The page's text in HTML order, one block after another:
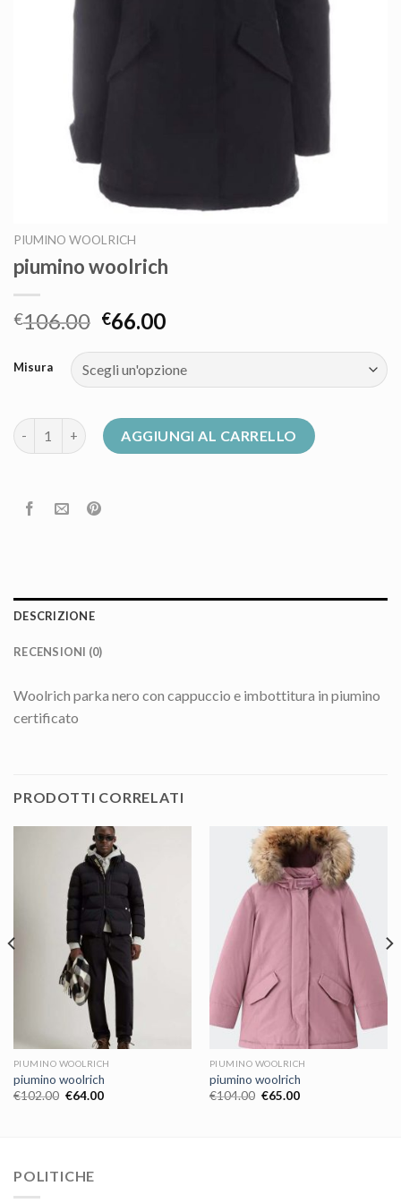
PIUMINO WOOLRICH
piumino woolrich
€106.00 €66.00
Misura
piumino woolrich quantitàAGGIUNGI AL CARRELLO
DESCRIZIONE
RECENSIONI (0)
Woolrich parka nero con cappuccio e imbottitura in piumino
certificato
PRODOTTI CORRELATI
PIUMINO WOOLRICH
piumino woolrich
€102.00 €64.00
PIUMINO WOOLRICH
piumino woolrich
€104.00 €65.00
POLITICHE